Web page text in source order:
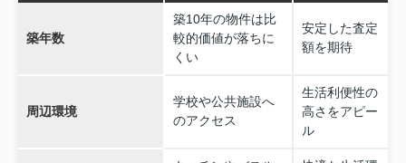
築年数
築10年の物件は比
較的価値が落ちに
くい
安定した査定
額を期待
周辺環境
学校や公共施設へ
のアクセス
生活利便性の
高さをアピー
ル